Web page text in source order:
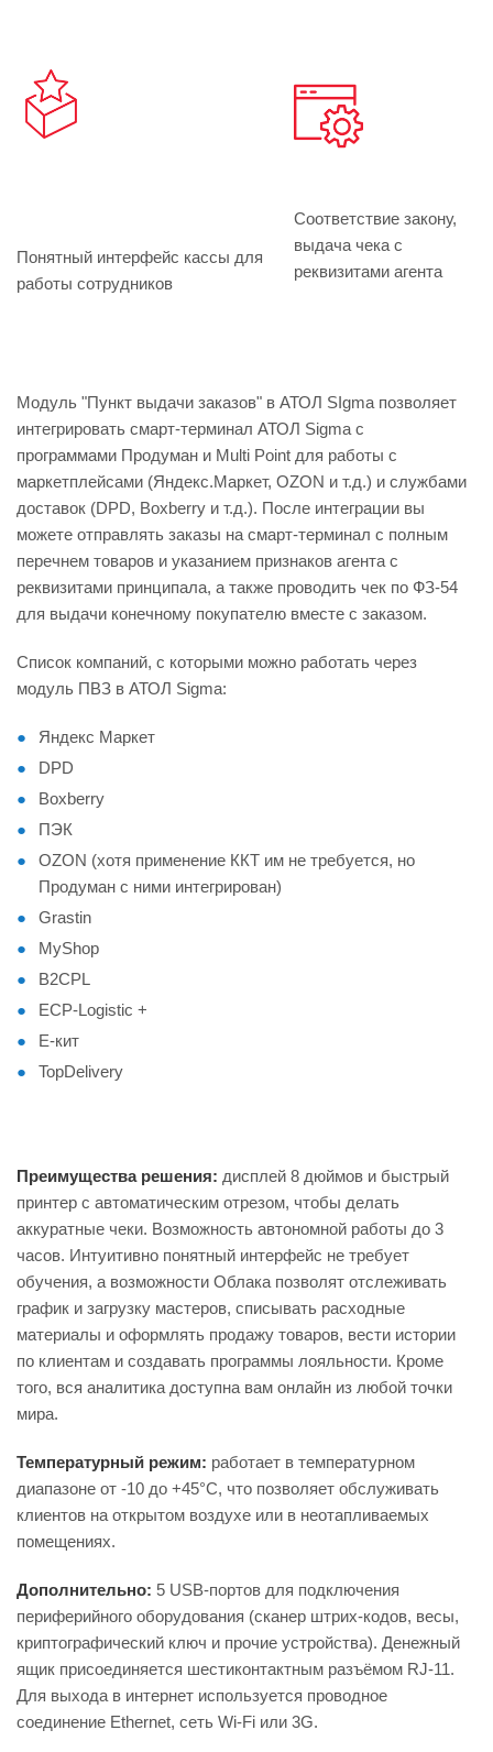
Понятный интерфейс кассы для
работы сотрудников
Соответствие закону,
выдача чека с
реквизитами агента
Модуль "Пункт выдачи заказов" в АТОЛ SIgma позволяет
интегрировать смарт-терминал АТОЛ Sigma с
программами Продумaн и Multi Point для работы с
маркетплейсами (Яндекс.Маркет, OZON и т.д.) и службами
доставок (DPD, Boxberry и т.д.). После интеграции вы
можете отправлять заказы на смарт-терминал с полным
перечнем товаров и указанием признаков агента с
реквизитами принципала, а также проводить чек по ФЗ-54
для выдачи конечному покупателю вместе с заказом.
Список компаний, с которыми можно работать через
модуль ПВЗ в АТОЛ Sigma:
Яндекс Маркет
DPD
Boxberry
ПЭК
OZON (хотя применение ККТ им не требуется, но
Продуман с ними интегрирован)
Grastin
MyShop
B2CPL
ECP-Logistic +
Е-кит
TopDelivery
Преимущества решения: дисплей 8 дюймов и быстрый
принтер с автоматическим отрезом, чтобы делать
аккуратные чеки. Возможность автономной работы до 3
часов. Интуитивно понятный интерфейс не требует
обучения, а возможности Облака позволят отслеживать
график и загрузку мастеров, списывать расходные
материалы и оформлять продажу товаров, вести истории
по клиентам и создавать программы лояльности. Кроме
того, вся аналитика доступна вам онлайн из любой точки
мира.
Температурный режим: работает в температурном
диапазоне от -10 до +45°С, что позволяет обслуживать
клиентов на открытом воздухе или в неотапливаемых
помещениях.
Дополнительно: 5 USB-портов для подключения
периферийного оборудования (сканер штрих-кодов, весы,
криптографический ключ и прочие устройства). Денежный
ящик присоединяется шестиконтактным разъёмом RJ-11.
Для выхода в интернет используется проводное
соединение Ethernet, сеть Wi-Fi или 3G.